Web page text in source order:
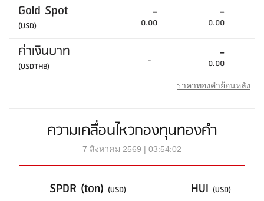
Gold Spot
(USD)
-
0.00
-
0.00
ค่าเงินบาท
(USDTHB) - -
0.00
ราคาทองคำย้อนหลัง
ความเคลื่อนไหวกองทุนทองคำ
7 สิงหาคม 2569 | 03:54:02
SPDR (ton) (USD) HUI (USD)